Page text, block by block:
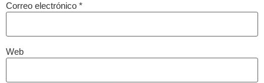
Correo electrónico *
Web